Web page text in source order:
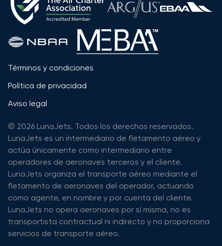
Términos y condiciones
Política de privacidad
Aviso legal
© 2026 LunaJets. Todos los derechos reservados.
LunaJets es un intermediario de fletamento aéreo y
actúa únicamente como intermediario entre
operadores de aeronaves terceros y el cliente.
LunaJets organiza el transporte aéreo mediante el
fletamento de aeronaves del operador, actuando
como agente, en nombre y por cuenta del cliente.
LunaJets no opera aeronaves por sí misma, no es
transportista contractual ni indirecto y no proporciona
servicios de transporte aéreo.